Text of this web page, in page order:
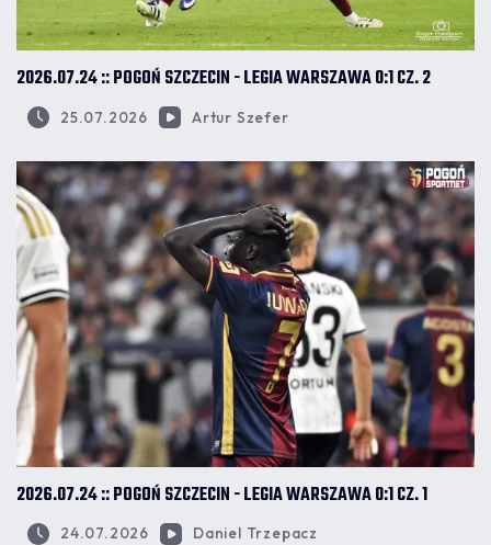
2026.07.24 :: POGOŃ SZCZECIN - LEGIA WARSZAWA 0:1 CZ. 2
25.07.2026 Artur Szefer
2026.07.24 :: POGOŃ SZCZECIN - LEGIA WARSZAWA 0:1 CZ. 1
24.07.2026 Daniel Trzepacz